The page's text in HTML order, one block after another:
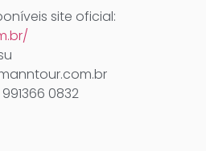
site oficial:
0832